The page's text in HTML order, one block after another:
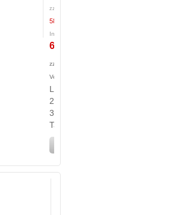
zzgl. Steuern:
586,55 €
Inkl. Steuern:
698,00 €
zzgl.
Versandkosten
Lieferzeit:
2-
3
Tage